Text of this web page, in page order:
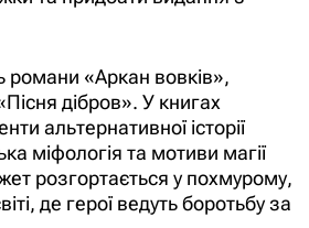
романи «Аркан вовків»,
дібров». У книгах
альтернативної історії
міфологія та мотиви магії
розгортається у похмурому,
де герої ведуть боротьбу за